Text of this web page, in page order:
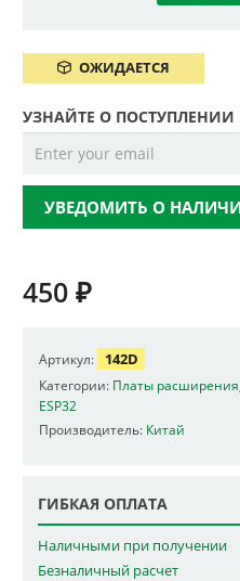
ОЖИДАЕТСЯ
УЗНАЙТЕ О
УВЕДОМИТЬ О
450 ₽
Артикул: 142D
Категории: Платы расширения
ESP32
Производитель: Китай
ГИБКАЯ ОПЛАТА
Наличными при получении
Безналичный расчет